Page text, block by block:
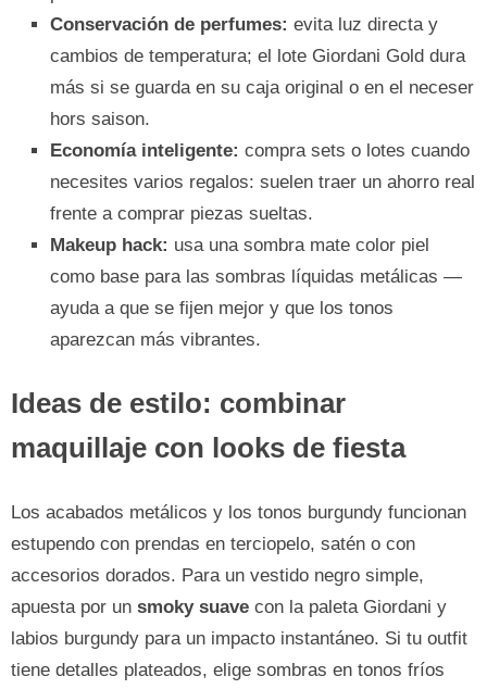
Conservación de perfumes: evita luz directa y
cambios de temperatura; el lote Giordani Gold dura
más si se guarda en su caja original o en el neceser
hors saison.
Economía inteligente: compra sets o lotes cuando
necesites varios regalos: suelen traer un ahorro real
frente a comprar piezas sueltas.
Makeup hack: usa una sombra mate color piel
como base para las sombras líquidas metálicas —
ayuda a que se fijen mejor y que los tonos
aparezcan más vibrantes.
Ideas de estilo: combinar
maquillaje con looks de fiesta
Los acabados metálicos y los tonos burgundy funcionan
estupendo con prendas en terciopelo, satén o con
accesorios dorados. Para un vestido negro simple,
apuesta por un smoky suave con la paleta Giordani y
labios burgundy para un impacto instantáneo. Si tu outfit
tiene detalles plateados, elige sombras en tonos fríos